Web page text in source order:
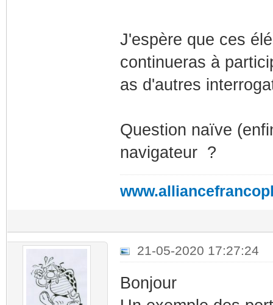
J'espère que ces
continueras à
as d'autres
Question naïve
navigateur ?
21-05-2020 17:27:24
Bonjour